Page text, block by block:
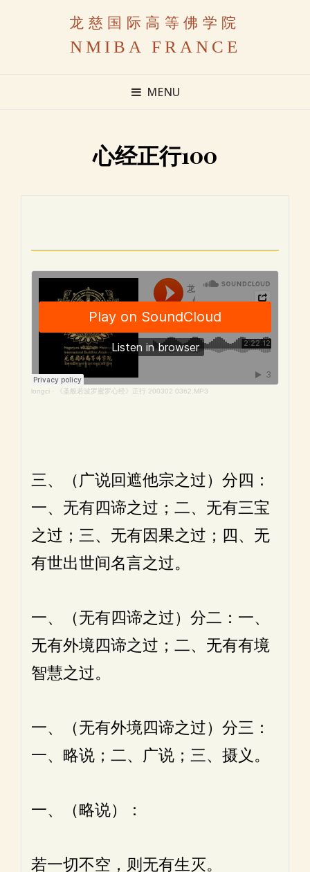
龙慈国际高等佛学院
NMIBA FRANCE
MENU
心经正行100
longci · 《圣般若波罗蜜罗心经》正行 200302 0362.MP3
三、（广说回遮他宗之过）分四：
一、无有四谛之过；二、无有三宝
之过；三、无有因果之过；四、无
有世出世间名言之过。
一、（无有四谛之过）分二：一、
无有外境四谛之过；二、无有有境
智慧之过。
一、（无有外境四谛之过）分三：
一、略说；二、广说；三、摄义。
一、（略说）：
若一切不空，则无有生灭。